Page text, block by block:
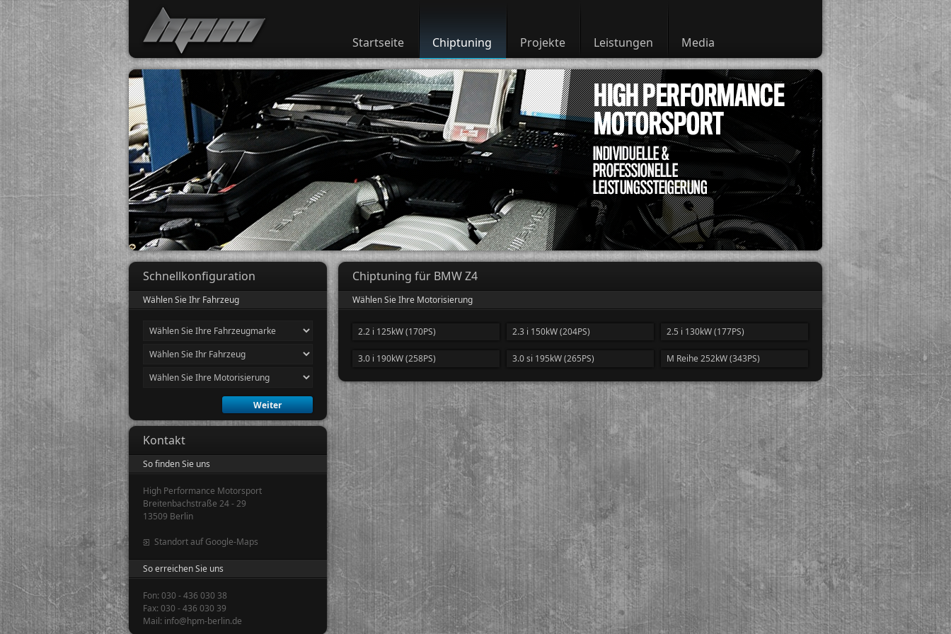
Startseite Chiptuning Projekte Leistungen Media
Chiptuning für BMW Z4
Wählen Sie Ihre Motorisierung
2.2 i 125kW (170PS) 2.3 i 150kW (204PS) 2.5 i 130kW (177PS)
3.0 i 190kW (258PS) 3.0 si 195kW (265PS) M Reihe 252kW (343PS)
Schnellkonfiguration
Wählen Sie Ihr Fahrzeug
Kontakt
So finden Sie uns
High Performance Motorsport
Breitenbachstraße 24 - 29
13509 Berlin
Standort auf Google-Maps
So erreichen Sie uns
Fon: 030 - 436 030 38
Fax: 030 - 436 030 39
Mail: info@hpm-berlin.de